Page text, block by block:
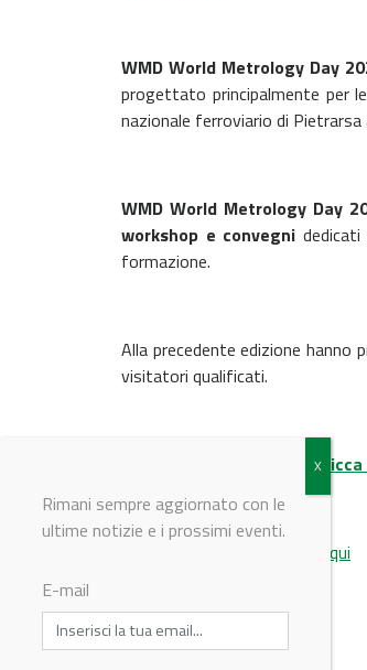
WMD World Metrology Day
progettato principalmente per
nazionale ferroviario di
WMD World Metrology Day
workshop e convegni
formazione.
Alla precedente edizione
visitatori qualificati.
Per maggiori informazioni
clicca qui
© Riproduzione riservata
Rimani sempre aggiornato con le
ultime notizie e i prossimi eventi.
E-mail